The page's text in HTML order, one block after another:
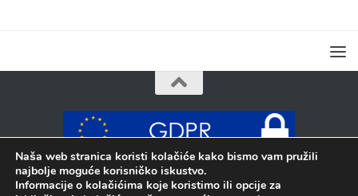
Sva prava pridržana © 2026 Općina Slivno
Naša web stranica koristi kolačiće kako bismo vam pružili
najbolje moguće korisničko iskustvo.
Informacije o kolačićima koje koristimo ili opcije za